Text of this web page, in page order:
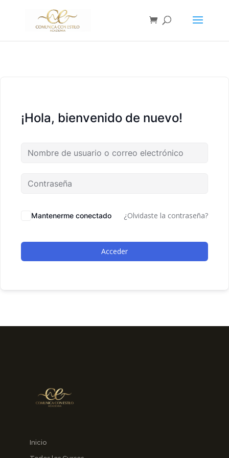
¡Hola, bienvenido de nuevo!
Mantenerme conectado ¿Olvidaste la contraseña?
Acceder
Inicio